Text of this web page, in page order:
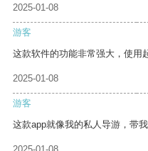
2025-01-08
游客
这款软件的功能非常强大，使用
2025-01-08
游客
这款app就像我的私人导游，带